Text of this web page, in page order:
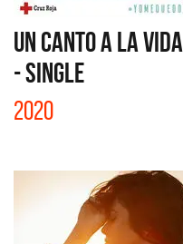
UN CANTO A LA VIDA
- SINGLE
2020